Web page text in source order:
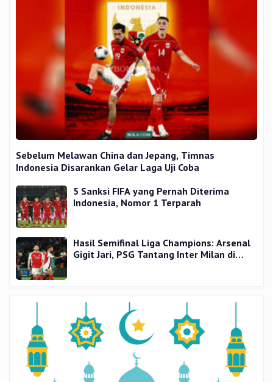
Sebelum Melawan China dan Jepang, Timnas
Indonesia Disarankan Gelar Laga Uji Coba
5 Sanksi FIFA yang Pernah Diterima
Indonesia, Nomor 1 Terparah
Hasil Semifinal Liga Champions: Arsenal
Gigit Jari, PSG Tantang Inter Milan di